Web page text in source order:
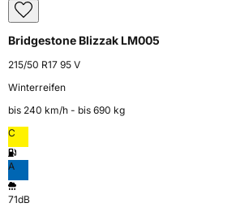
Bridgestone Blizzak LM005
215/50 R17 95 V
Winterreifen
bis 240 km⁠/⁠h - bis 690 kg
C
A
71dB